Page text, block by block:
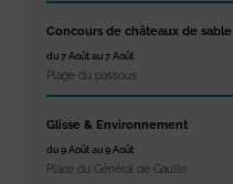
Concours de châteaux de sable
du 7 Août au 7 Août
Plage du passous
Glisse & Environnement
du 9 Août au 9 Août
Place du Général de Gaulle